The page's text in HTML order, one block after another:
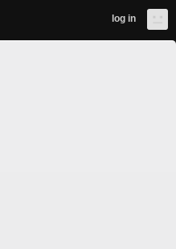
log in